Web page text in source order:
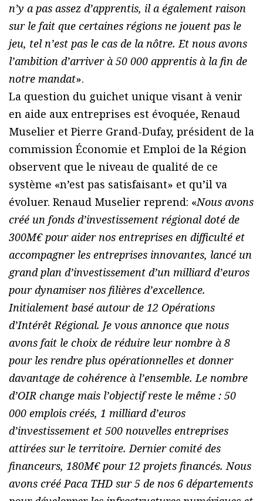
n’y a pas assez d’apprentis, il a également raison
sur le fait que certaines régions ne jouent pas le
jeu, tel n’est pas le cas de la nôtre. Et nous avons
l’ambition d’arriver à 50 000 apprentis à la fin de
notre mandat».
La question du guichet unique visant à venir
en aide aux entreprises est évoquée, Renaud
Muselier et Pierre Grand-Dufay, président de la
commission Économie et Emploi de la Région
observent que le niveau de qualité de ce
système «n’est pas satisfaisant» et qu’il va
évoluer. Renaud Muselier reprend: «Nous avons
créé un fonds d’investissement régional doté de
300M€ pour aider nos entreprises en difficulté et
accompagner les entreprises innovantes, lancé un
grand plan d’investissement d’un milliard d’euros
pour dynamiser nos filières d’excellence.
Initialement basé autour de 12 Opérations
d’Intérêt Régional. Je vous annonce que nous
avons fait le choix de réduire leur nombre à 8
pour les rendre plus opérationnelles et donner
davantage de cohérence à l’ensemble. Le nombre
d’OIR change mais l’objectif reste le même : 50
000 emplois créés, 1 milliard d’euros
d’investissement et 500 nouvelles entreprises
attirées sur le territoire. Dernier comité des
financeurs, 180M€ pour 12 projets financés. Nous
avons créé Paca THD sur 5 de nos 6 départements